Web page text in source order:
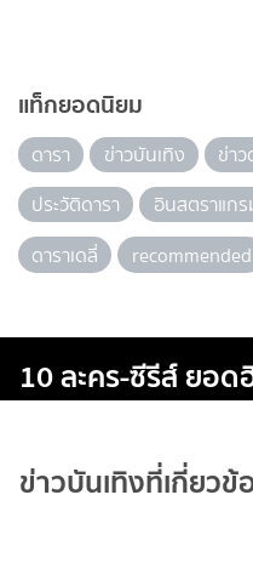
แท็กยอดนิยม
ดารา ข่าวบันเทิง ข่าว
ประวัติดารา
อินสตราแกร
ดาราเดลี่
recommended
10 ละคร-ซีรีส์ ยอด
ข่าวบันเทิงที่เกี่ยวข้